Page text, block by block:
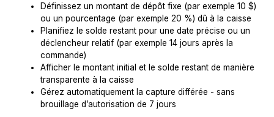
Définissez un montant de dépôt fixe (par exemple 10 $)
ou un pourcentage (par exemple 20 %) dû à la caisse
Planifiez le solde restant pour une date précise ou un
déclencheur relatif (par exemple 14 jours après la
commande)
Afficher le montant initial et le solde restant de manière
transparente à la caisse
Gérez automatiquement la capture différée - sans
brouillage d’autorisation de 7 jours